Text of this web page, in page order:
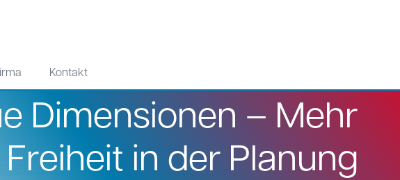
Kontakt
Dimensionen – Mehr
Freiheit in der Planung